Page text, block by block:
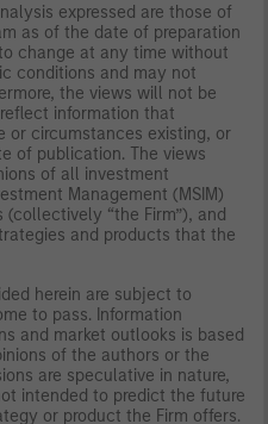
expressed are those of
as of the date of preparation
change at any time without
conditions and may not
the views will not be
information that
or circumstances existing, or
of publication. The views
of all investment
Management (MSIM)
“the Firm”), and
and products that the
herein are subject to
to pass. Information
and market outlooks is based
of the authors or the
are speculative in nature,
intended to predict the future
or product the Firm offers.